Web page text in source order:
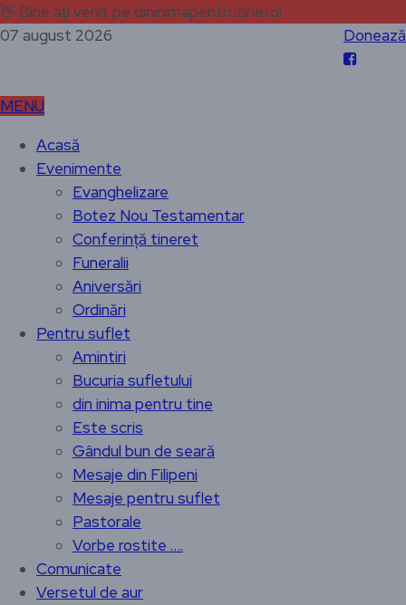
👋 Bine ați venit pe dininimapentrutine.ro!
07 august 2026
Donează
MENU
Acasă
Evenimente
Evanghelizare
Botez Nou Testamentar
Conferință tineret
Funeralii
Aniversări
Ordinări
Pentru suflet
Amintiri
Bucuria sufletului
din inima pentru tine
Este scris
Gândul bun de seară
Mesaje din Filipeni
Mesaje pentru suflet
Pastorale
Vorbe rostite ….
Comunicate
Versetul de aur